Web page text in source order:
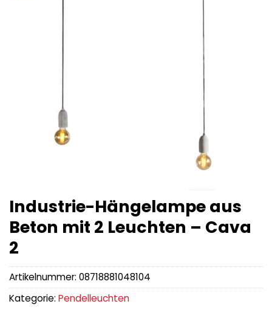
Industrie-Hängelampe aus
Beton mit 2 Leuchten – Cava
2
Artikelnummer: 08718881048104
Kategorie: Pendelleuchten